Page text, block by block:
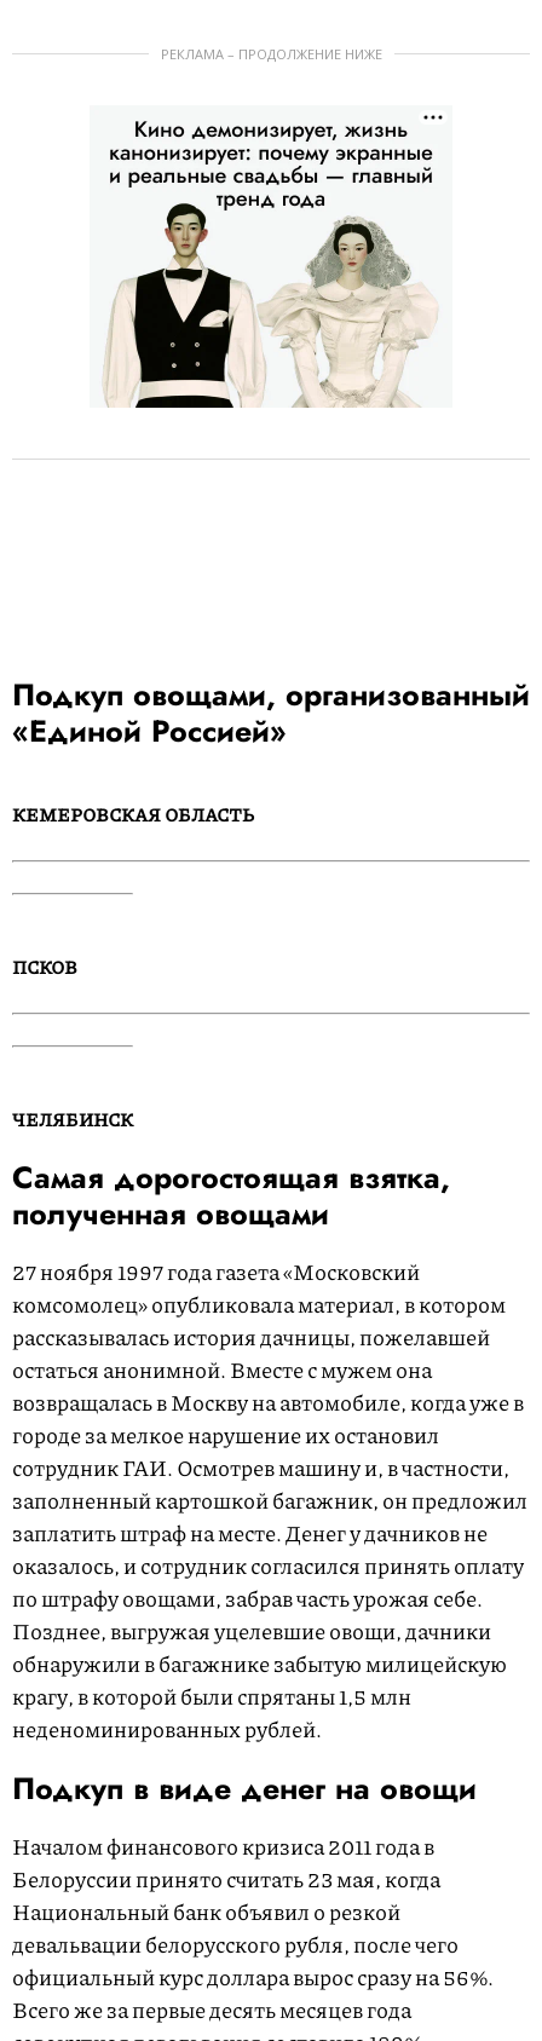
РЕКЛАМА – ПРОДОЛЖЕНИЕ НИЖЕ
Подкуп овощами, организованный
«Единой Россией»
КЕМЕРОВСКАЯ ОБЛАСТЬ
ПСКОВ
ЧЕЛЯБИНСК
Самая дорогостоящая взятка,
полученная овощами
27 ноября 1997 года газета «Московский
комсомолец» опубликовала материал, в котором
рассказывалась история дачницы, пожелавшей
остаться анонимной. Вместе с мужем она
возвращалась в Москву на автомобиле, когда уже в
городе за мелкое нарушение их остановил
сотрудник ГАИ. Осмотрев машину и, в частности,
заполненный картошкой багажник, он предложил
заплатить штраф на месте. Денег у дачников не
оказалось, и сотрудник согласился принять оплату
по штрафу овощами, забрав часть урожая себе.
Позднее, выгружая уцелевшие овощи, дачники
обнаружили в багажнике забытую милицейскую
крагу, в которой были спрятаны 1,5 млн
неденоминированных рублей.
Подкуп в виде денег на овощи
Началом финансового кризиса 2011 года в
Белоруссии принято считать 23 мая, когда
Национальный банк объявил о резкой
девальвации белорусского рубля, после чего
официальный курс доллара вырос сразу на 56%.
Всего же за первые десять месяцев года